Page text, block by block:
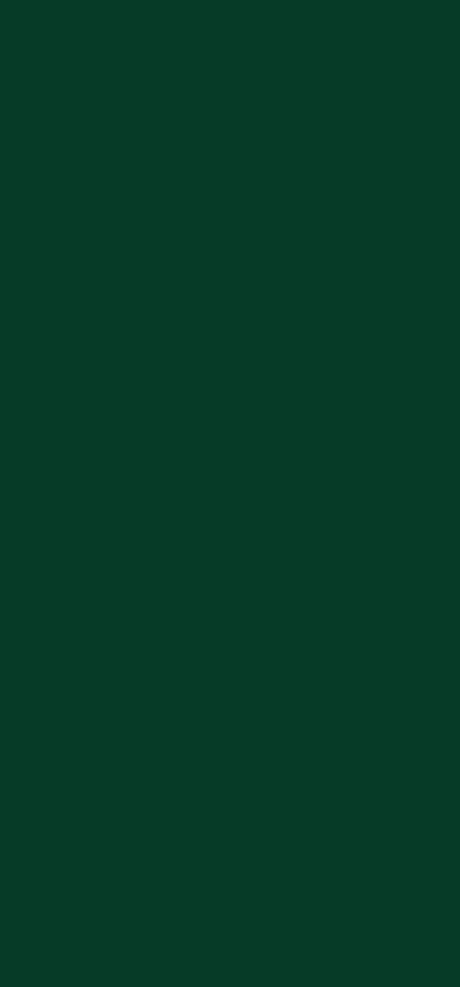
du jobber kreativt,
26 får du en
nye M5-chipen gir
chipen opptil 6,7x
takket være en
flere apper åpne
av 4K-video eller
presist med